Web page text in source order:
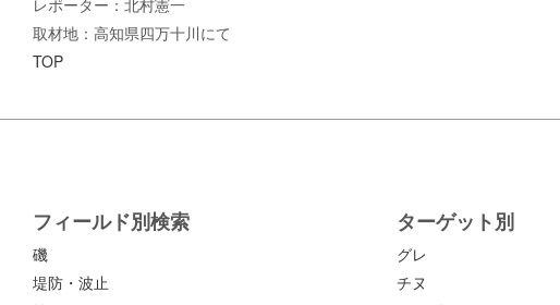
レポーター：北村憲一
取材地：高知県四万十川にて
TOP
フィールド別検索
磯
堤防・波止
ターゲット別
グレ
チヌ